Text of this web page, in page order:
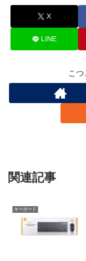
X
LINE
こ
関連記事
キーボード